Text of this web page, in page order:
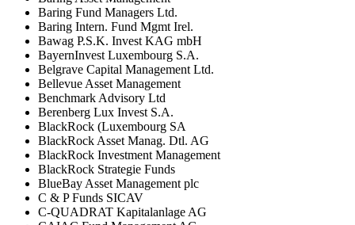
Baring Fund Managers Ltd.
Baring Intern. Fund Mgmt Irel.
Bawag P.S.K. Invest KAG mbH
BayernInvest Luxembourg S.A.
Belgrave Capital Management Ltd.
Bellevue Asset Management
Benchmark Advisory Ltd
Berenberg Lux Invest S.A.
BlackRock (Luxembourg SA
BlackRock Asset Manag. Dtl. AG
BlackRock Investment Management
BlackRock Strategie Funds
BlueBay Asset Management plc
C & P Funds SICAV
C-QUADRAT Kapitalanlage AG